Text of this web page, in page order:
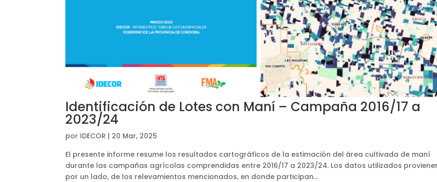
Identificación de Lotes con Maní – Campaña 2016/17 a
2023/24
por IDECOR | 20 Mar, 2025
El presente informe resume los resultados cartográficos de la estimación del área cultivada de maní
durante las campañas agrícolas comprendidas entre 2016/17 a 2023/24. Los datos utilizados
por un lado, de los relevamientos mencionados, en donde participan...